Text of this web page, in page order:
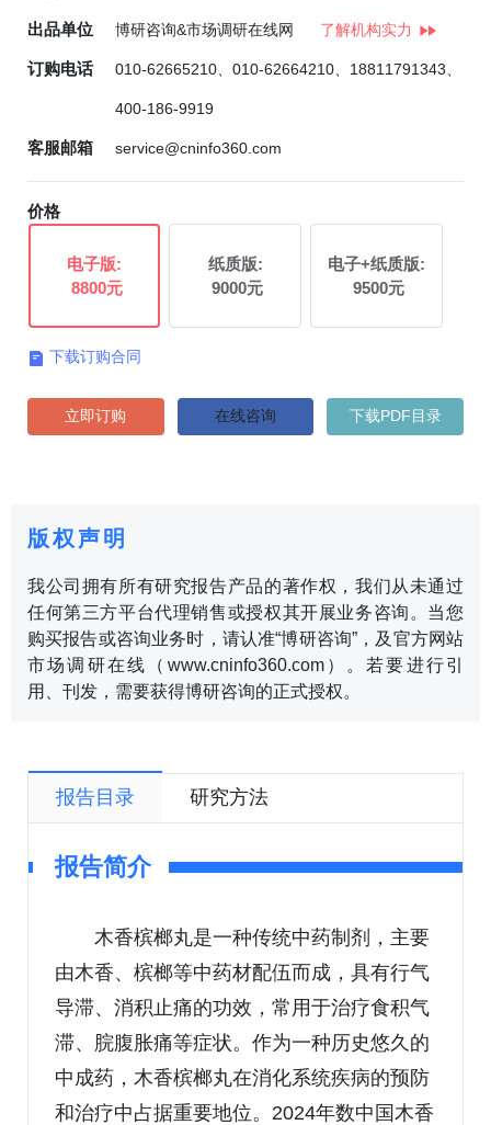
出品单位 博研咨询&市场调研在线网 了解机构实力
订购电话 010-62665210、010-62664210、18811791343、
400-186-9919
客服邮箱 service@cninfo360.com
价格
电子版:
8800元
纸质版:
9000元
电子+纸质版:
9500元
 下载订购合同
立即订购 在线咨询 下载PDF目录
版权声明
我公司拥有所有研究报告产品的著作权，我们从未通过
任何第三方平台代理销售或授权其开展业务咨询。当您
购买报告或咨询业务时，请认准“博研咨询”，及官方网站
市场调研在线（www.cninfo360.com）。若要进行引
用、刊发，需要获得博研咨询的正式授权。
报告目录 研究方法
报告简介
木香槟榔丸是一种传统中药制剂，主要
由木香、槟榔等中药材配伍而成，具有行气
导滞、消积止痛的功效，常用于治疗食积气
滞、脘腹胀痛等症状。作为一种历史悠久的
中成药，木香槟榔丸在消化系统疾病的预防
和治疗中占据重要地位。2024年数中国木香